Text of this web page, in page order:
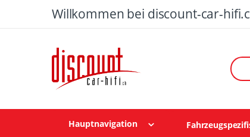
Willkommen bei discount-car-
Hauptnavigation